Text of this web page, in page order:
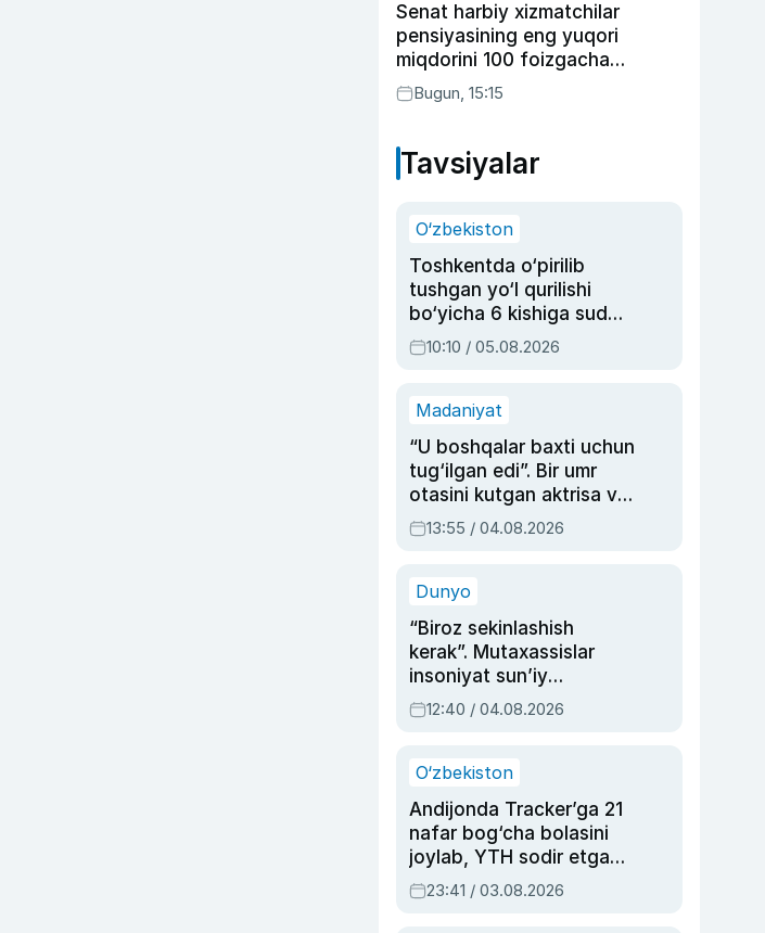
Senat harbiy xizmatchilar
pensiyasining eng yuqori
miqdorini 100 foizgacha
oshirishni nazarda tutuvchi
qonunni ma’qulladi
Bugun, 15:15
Tavsiyalar
O‘zbekiston
Toshkentda o‘pirilib
tushgan yo‘l qurilishi
bo‘yicha 6 kishiga sud
hukmi o‘qildi
10:10 / 05.08.2026
Madaniyat
“U boshqalar baxti uchun
tug‘ilgan edi”. Bir umr
otasini kutgan aktrisa va
dublyaj ustasi Rimma
Ahmedovaning
13:55 / 04.08.2026
Dunyo
“Biroz sekinlashish
kerak”. Mutaxassislar
insoniyat sun’iy
intellektni boshqara
olmay qolishidan xavotir
12:40 / 04.08.2026
O‘zbekiston
Andijonda Tracker’ga 21
nafar bog‘cha bolasini
joylab, YTH sodir etgan
ayolga sud hukmi o‘qildi
23:41 / 03.08.2026